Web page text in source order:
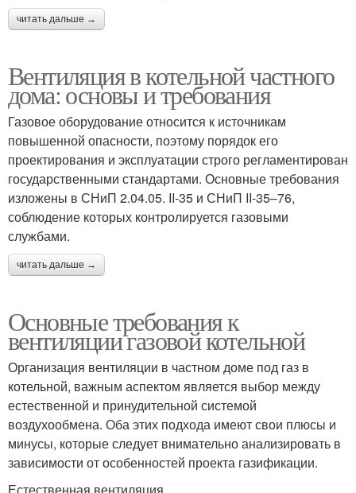
читать дальше →
Вентиляция в котельной частного
дома: основы и требования
Газовое оборудование относится к источникам
повышенной опасности, поэтому порядок его
проектирования и эксплуатации строго регламентирован
государственными стандартами. Основные требования
изложены в СНиП 2.04.05. II-35 и СНиП II-35–76,
соблюдение которых контролируется газовыми
службами.
читать дальше →
Основные требования к
вентиляции газовой котельной
Организация вентиляции в частном доме под газ в
котельной, важным аспектом является выбор между
естественной и принудительной системой
воздухообмена. Оба этих подхода имеют свои плюсы и
минусы, которые следует внимательно анализировать в
зависимости от особенностей проекта газификации.
Естественная вентиляция